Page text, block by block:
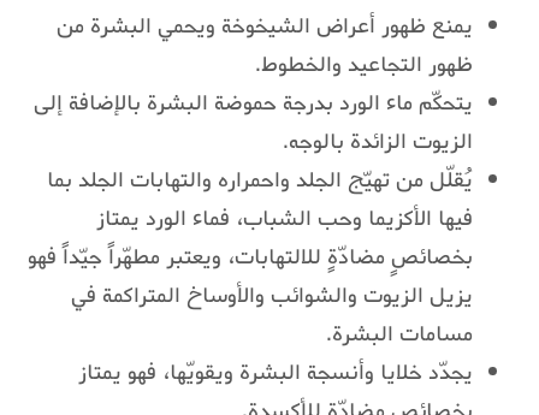
يمنع ظهور أعراض الشيخوخة ويحمي البشرة من
ظهور التجاعيد والخطوط.
يتحكّم ماء الورد بدرجة حموضة البشرة بالإضافة إلى
الزيوت الزائدة بالوجه.
يُقلّل من تهيّج الجلد واحمراره والتهابات الجلد بما
فيها الأكزيما وحب الشباب، فماء الورد يمتاز
بخصائصٍ مضادّةٍ للالتهابات، ويعتبر مطهّراً جيّداً فهو
يزيل الزيوت والشوائب والأوساخ المتراكمة في
مسامات البشرة.
يجدّد خلايا وأنسجة البشرة ويقويّها، فهو يمتاز